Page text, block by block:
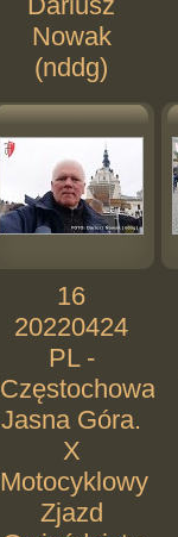
Nowak
(nddg)
16
20220424
PL -
Częstochowa.
Jasna Góra.
X
Motocyklowy
Zjazd